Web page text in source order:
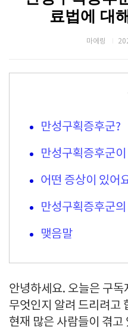
료법에 대
마에링
만성구획증후군?
만성구획증후군
어떤 증상이 있어
만성구획증후군
맺음말
안녕하세요. 오늘은 구독
무엇인지 알려 드리려고
현재 많은 사람들이 겪